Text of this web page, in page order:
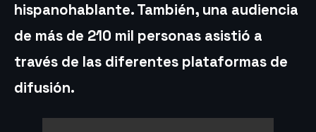
hispanohablante. También, una audiencia
de más de 210 mil personas asistió a
través de las diferentes plataformas de
difusión.